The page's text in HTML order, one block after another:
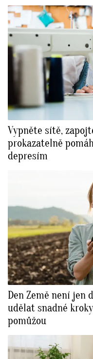
Vypněte sítě,
prokazatelně
depresím
Den Země není jen
udělat snadné
pomůžou